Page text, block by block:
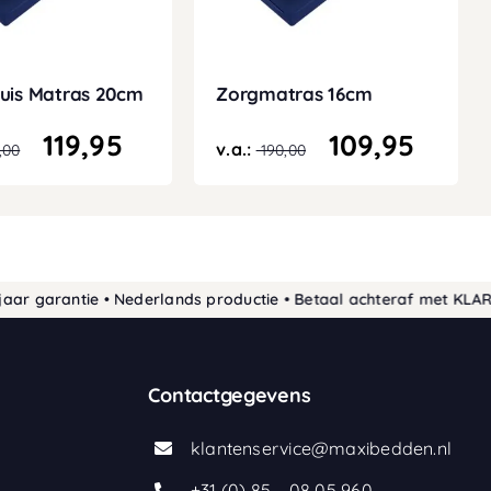
Matras 20cm
119,95
Zorgmatras 16cm
v.a.:190,00 109,95
• Nederlands productie • Betaal achteraf met KLARNA
Contactgegevens
klantenservice@maxibedden.nl